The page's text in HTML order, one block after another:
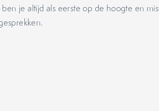
je altijd als eerste op de hoogte en mis